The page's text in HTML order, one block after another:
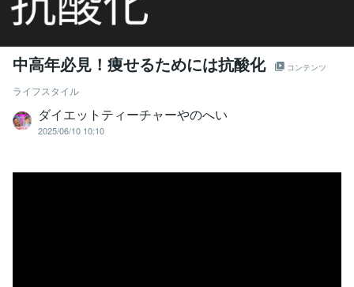
中高年必見！痩せるためには抗酸化 コンテンツ
ライフスタイル
ダイエットティーチャーやのへい
2025/06/10 10:10